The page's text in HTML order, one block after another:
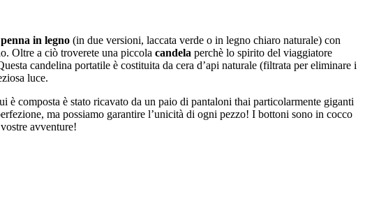
penna in legno (in due versioni, laccata verde o in legno chiaro naturale) con
Oltre a ciò troverete una piccola candela perchè lo spirito del viaggiatore
candelina portatile è costituita da cera d’api naturale (filtrata per eliminare i
luce.
è composta è stato ricavato da un paio di pantaloni thai particolarmente giganti
ma possiamo garantire l’unicità di ogni pezzo! I bottoni sono in cocco
avventure!